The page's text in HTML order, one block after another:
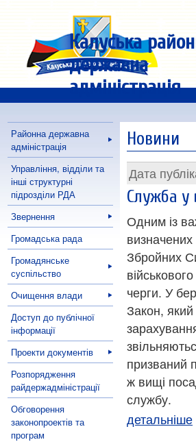
Калуська
державна
адміністрація
Районна державна
адміністрація
Управління, відділи та
інші структурні
підрозділи РДА
Звернення
Громадська рада
Громадянське
суспільство
Очищення влади
Доступ до публічної
інформації
Проекти документів
Розпорядження
райдержадміністрації
Обговорення
законопроектів та
програм
Новини
Дата
Служба у
Одним із
Збройних
черги. У
Закон,
призваний
ж вищі
службу.
детальніше